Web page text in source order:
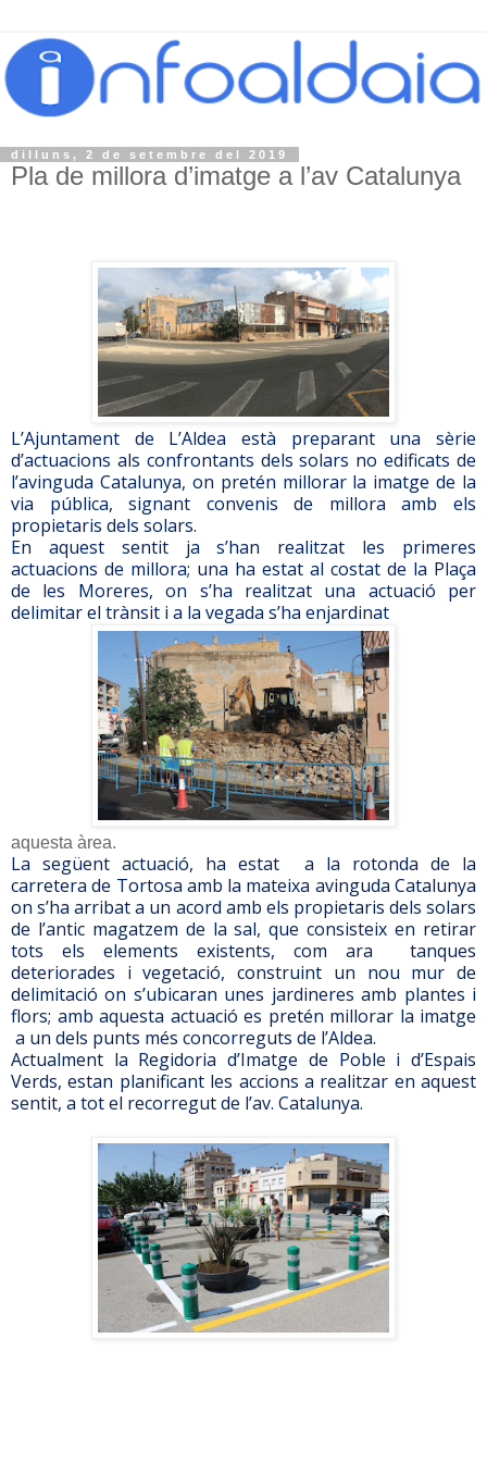
dilluns, 2 de setembre del 2019
Pla de millora d’imatge a l’av Catalunya
L’Ajuntament de L’Aldea està preparant una sèrie
d’actuacions als confrontants dels solars no edificats de
l’avinguda Catalunya, on pretén millorar la imatge de la
via pública, signant convenis de millora amb els
propietaris dels solars.
En aquest sentit ja s’han realitzat les primeres
actuacions de millora; una ha estat al costat de la Plaça
de les Moreres, on s’ha realitzat una actuació per
delimitar el trànsit i a la vegada s’ha enjardinat
aquesta àrea.
La següent actuació, ha estat
a la rotonda de la
carretera de Tortosa amb la mateixa avinguda Catalunya
on s’ha arribat a un acord amb els propietaris dels solars
de l’antic magatzem de la sal, que consisteix en retirar
tots els elements existents, com ara
tanques
deteriorades i vegetació, construint un nou mur de
delimitació on s’ubicaran unes jardineres amb plantes i
flors; amb aquesta actuació es pretén millorar la imatge
a un dels punts més concorreguts de l’Aldea.
Actualment la Regidoria d’Imatge de Poble i d’Espais
Verds, estan planificant les accions a realitzar en aquest
sentit, a tot el recorregut de l’av. Catalunya.